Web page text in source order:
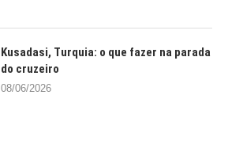
Kusadasi, Turquia: o que fazer na parada
do cruzeiro
08/06/2026